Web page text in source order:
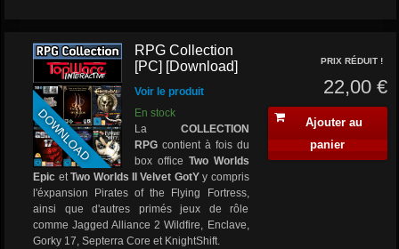
DOWNLOAD
RPG Collection
[PC] [Download]
Voir le produit
En stock
La COLLECTION
RPGcontient à fois du
box office Two Worlds
Epic etTwo Worlds II Velvet GotYy compris
l'éxpansion Pirates of the Flying Fortress,
ainsi que d'autres primés jeux de rôle
comme Jagged Alliance 2 Wildfire, Enclave,
Gorky 17, Septerra Core et KnightShift.
PRIX RÉDUIT !
22,00 €
Ajouter au
panier